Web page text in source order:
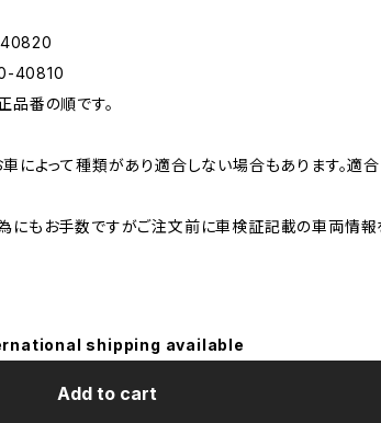
40820
40810
番の順です。
によって種類があり適合しない場合もあります。適
にもお手数ですがご注文前に車検証記載の車両情報
shipping available
Add to cart